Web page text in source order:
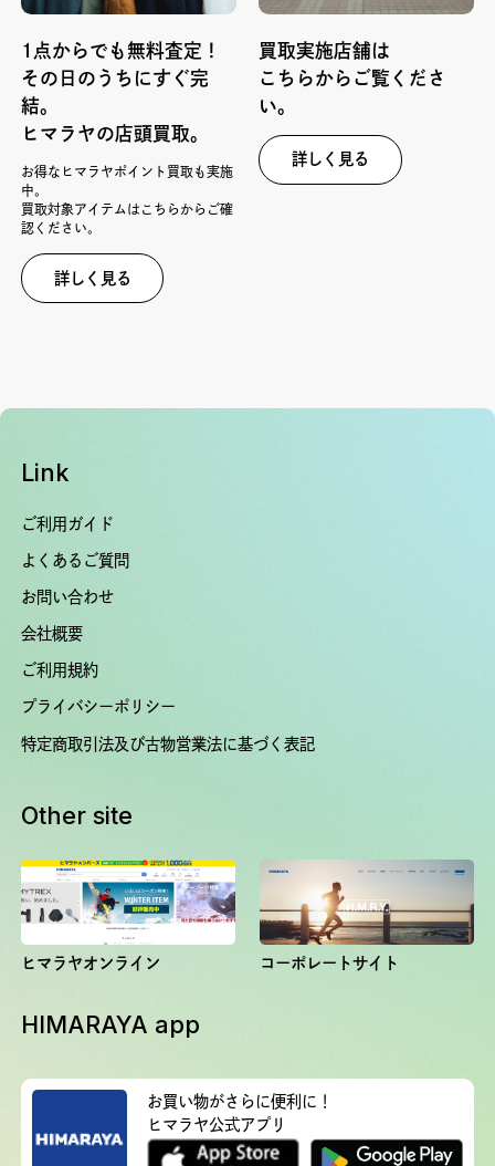
1点からでも無料査定！
その日のうちにすぐ完
結。
ヒマラヤの店頭買取。
お得なヒマラヤポイント買取も実施
中。
買取対象アイテムはこちらからご確
認ください。
詳しく見る
買取実施店舗は
こちらからご覧くださ
い。
詳しく見る
Link
ご利用ガイド
よくあるご質問
お問い合わせ
会社概要
ご利用規約
プライバシーポリシー
特定商取引法及び古物営業法に基づく表記
Other site
ヒマラヤオンライン コーポレートサイト
HIMARAYA app
お買い物がさらに便利に！
ヒマラヤ公式アプリ